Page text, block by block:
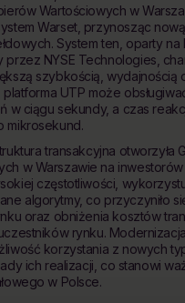
Wartościowych w
Warset, przynosząc
System ten, oparty na
przez NYSE Technologies,
szybkością, wydajnością
platforma UTP może
w ciągu sekundy, a czas
mikrosekund.
transakcyjna otworzyła
w Warszawie na
częstotliwości,
algorytmy, co przyczyniło
oraz obniżenia kosztów
rynku.
korzystania z nowych
ich realizacji, co stanowi
w Polsce.